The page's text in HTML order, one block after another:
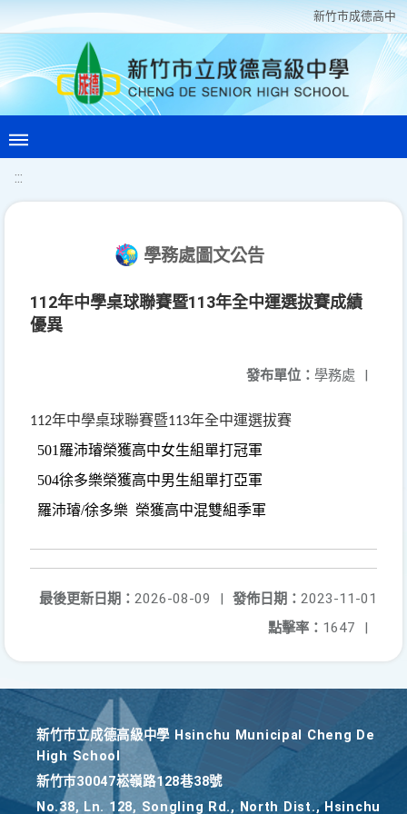
新竹巿成德高中
:::
學務處圖文公告
112年中學桌球聯賽暨113年全中運選拔賽成績
優異
發布單位： 學務處 |
112年中學桌球聯賽暨113年全中運選拔賽
501 羅沛璿榮獲高中女生組單打冠軍
504徐多樂榮獲高中男生組單打亞軍
羅沛璿/徐多樂 榮獲高中混雙組季軍
發佈日期： 2023-11-01
最後更新日期： 2026-08-09
|
點擊率： 1647 |
新竹巿立成德高級中學 Hsinchu Municipal Cheng De
High School
新竹巿30047崧嶺路128巷38號
No.38, Ln. 128, Songling Rd., North Dist., Hsinchu